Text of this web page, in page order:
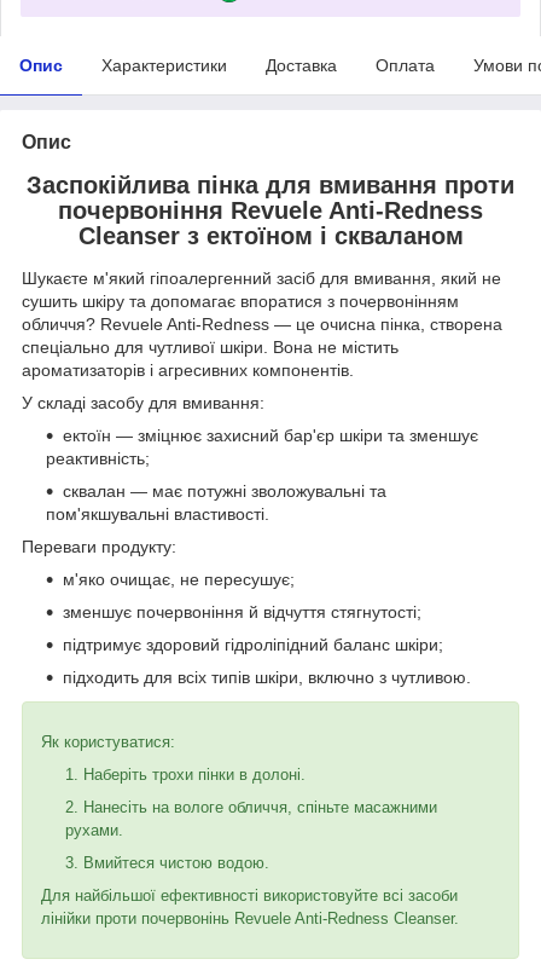
Опис Характеристики Доставка Оплата Умови
Опис
Заспокійлива пінка для вмивання проти
почервоніння Revuele Anti-Redness
Cleanser з ектоїном і скваланом
Шукаєте м'який гіпоалергенний засіб для вмивання, який не
сушить шкіру та допомагає впоратися з почервонінням
обличчя? Revuele Anti-Redness — це очисна пінка, створена
спеціально для чутливої шкіри. Вона не містить
ароматизаторів і агресивних компонентів.
У складі засобу для вмивання:
ектоїн — зміцнює захисний бар'єр шкіри та зменшує
реактивність;
сквалан — має потужні зволожувальні та
пом'якшувальні властивості.
Переваги продукту:
м'яко очищає, не пересушує;
зменшує почервоніння й відчуття стягнутості;
підтримує здоровий гідроліпідний баланс шкіри;
підходить для всіх типів шкіри, включно з чутливою.
Як користуватися:
Наберіть трохи пінки в долоні.
Нанесіть на вологе обличчя, спіньте масажними
рухами.
Вмийтеся чистою водою.
Для найбільшої ефективності використовуйте всі засоби
лінійки проти почервонінь Revuele Anti-Redness Cleanser.